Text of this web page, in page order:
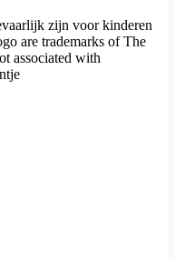
zijn voor kinderen
are trademarks of The
associated with